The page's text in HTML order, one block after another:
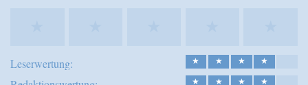
Leserwertung: ★ ★ ★ ★
★ ★ ★ ★